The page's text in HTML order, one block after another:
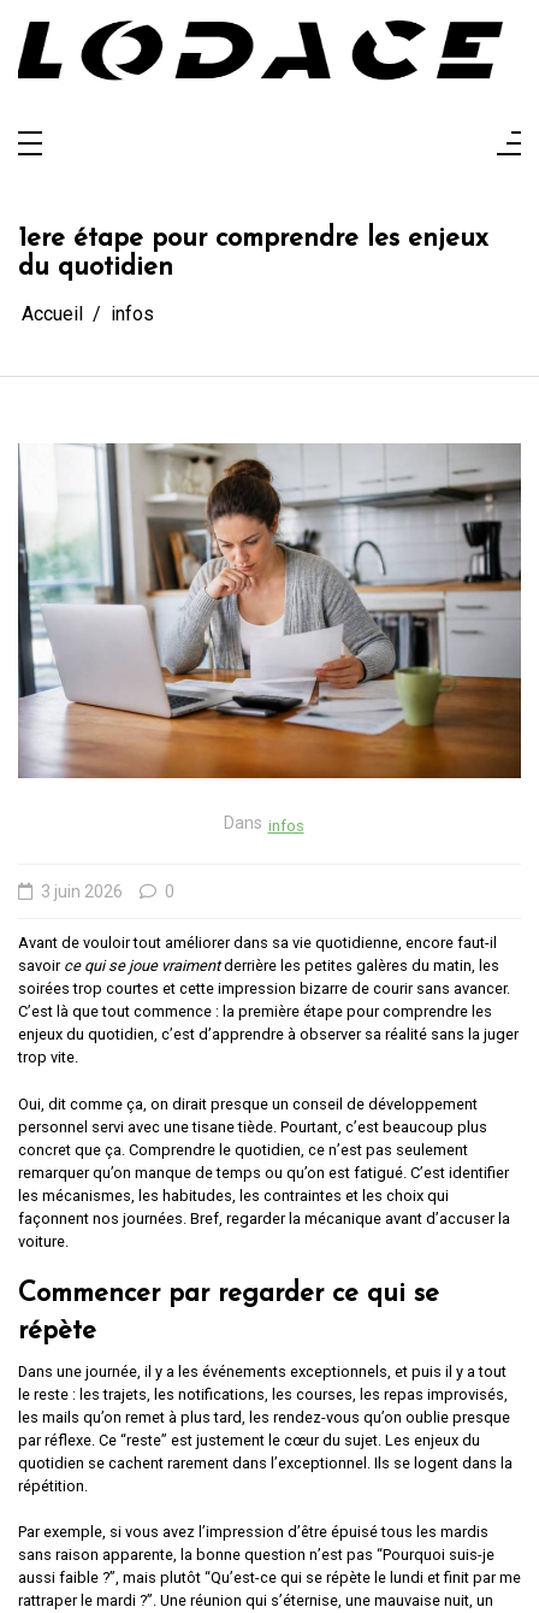
contenu
Lodace
1ere étape pour comprendre les enjeux
du quotidien
Accueil infos
Dans infos
3 juin 2026 0
Avant de vouloir tout améliorer dans sa vie quotidienne, encore faut-il
savoir ce qui se joue vraimentderrière les petites galères du matin, les
soirées trop courtes et cette impression bizarre de courir sans avancer.
C’est là que tout commence : la première étape pour comprendre les
enjeux du quotidien, c’est d’apprendre à observer sa réalité sans la juger
trop vite.
Oui, dit comme ça, on dirait presque un conseil de développement
personnel servi avec une tisane tiède. Pourtant, c’est beaucoup plus
concret que ça. Comprendre le quotidien, ce n’est pas seulement
remarquer qu’on manque de temps ou qu’on est fatigué. C’est identifier
les mécanismes, les habitudes, les contraintes et les choix qui
façonnent nos journées. Bref, regarder la mécanique avant d’accuser la
voiture.
Commencer par regarder ce qui se
répète
Dans une journée, il y a les événements exceptionnels, et puis il y a tout
le reste : les trajets, les notifications, les courses, les repas improvisés,
les mails qu’on remet à plus tard, les rendez-vous qu’on oublie presque
par réflexe. Ce “reste” est justement le cœur du sujet. Les enjeux du
quotidien se cachent rarement dans l’exceptionnel. Ils se logent dans la
répétition.
Par exemple, si vous avez l’impression d’être épuisé tous les mardis
sans raison apparente, la bonne question n’est pas “Pourquoi suis-je
aussi faible ?”, mais plutôt “Qu’est-ce qui se répète le lundi et finit par me
rattraper le mardi ?”. Une réunion qui s’éternise, une mauvaise nuit, un